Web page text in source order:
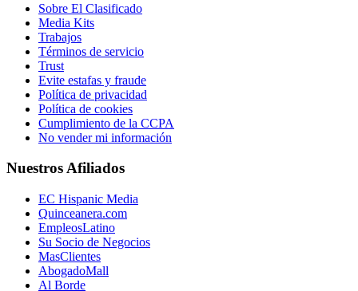
Sobre El Clasificado
Media Kits
Trabajos
Términos de servicio
Trust
Evite estafas y fraude
Política de privacidad
Política de cookies
Cumplimiento de la CCPA
No vender mi información
Nuestros Afiliados
EC Hispanic Media
Quinceanera.com
EmpleosLatino
Su Socio de Negocios
MasClientes
AbogadoMall
Al Borde